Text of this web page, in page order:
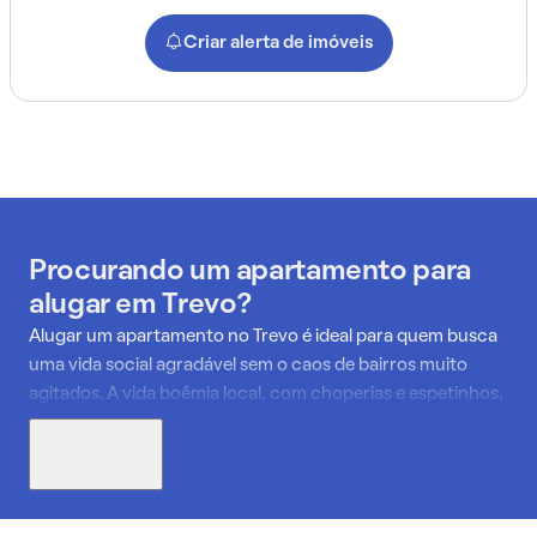
Criar alerta de imóveis
Procurando um apartamento para
alugar em Trevo?
Alugar um apartamento no Trevo é ideal para quem busca
uma vida social agradável sem o caos de bairros muito
agitados. A vida boêmia local, com choperias e espetinhos,
proporciona ótimas opções de lazer noturno. A mobilidade